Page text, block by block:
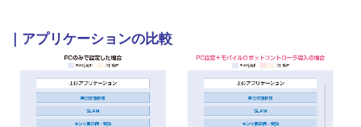
アプリケーションの比較